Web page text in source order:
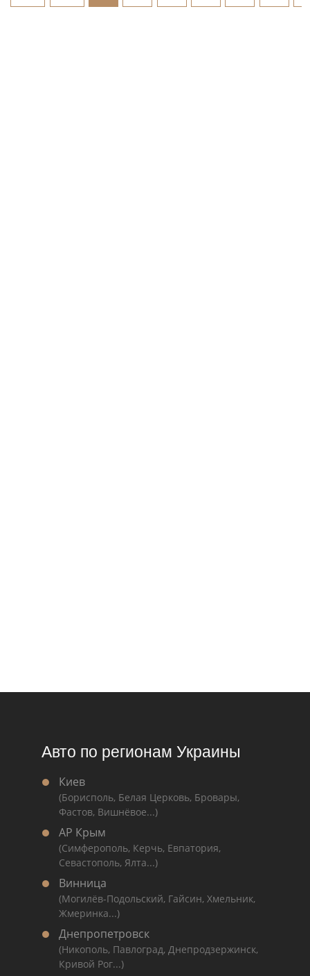
Авто по регионам Украины
Киев
(Борисполь, Белая Церковь, Бровары,
Фастов, Вишнёвое...)
АР Крым
(Симферополь, Керчь, Евпатория,
Севастополь, Ялта...)
Винница
(Могилёв-Подольский, Гайсин, Хмельник,
Жмеринка...)
Днепропетровск
(Никополь, Павлоград, Днепродзержинск,
Кривой Рог...)